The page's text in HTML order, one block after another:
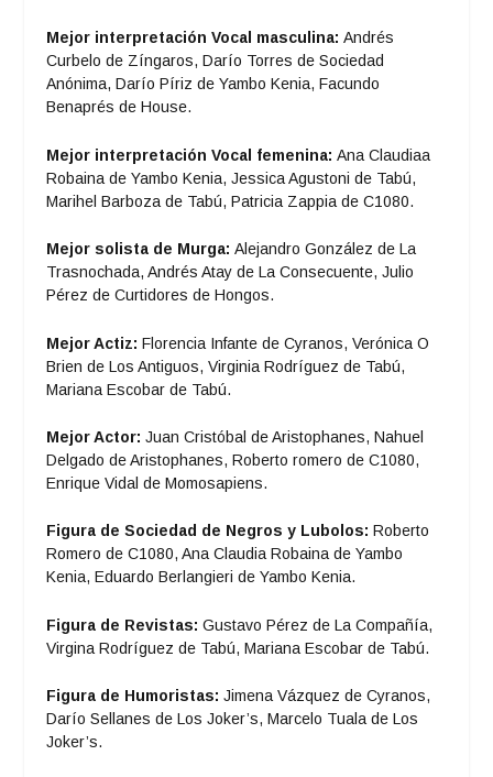
Mejor interpretación Vocal masculina: Andrés
Curbelo de Zíngaros, Darío Torres de Sociedad
Anónima, Darío Píriz de Yambo Kenia, Facundo
Benaprés de House.
Mejor interpretación Vocal femenina: Ana Claudiaa
Robaina de Yambo Kenia, Jessica Agustoni de Tabú,
Marihel Barboza de Tabú, Patricia Zappia de C1080.
Mejor solista de Murga: Alejandro González de La
Trasnochada, Andrés Atay de La Consecuente, Julio
Pérez de Curtidores de Hongos.
Mejor Actiz: Florencia Infante de Cyranos, Verónica O
Brien de Los Antiguos, Virginia Rodríguez de Tabú,
Mariana Escobar de Tabú.
Mejor Actor: Juan Cristóbal de Aristophanes, Nahuel
Delgado de Aristophanes, Roberto romero de C1080,
Enrique Vidal de Momosapiens.
Figura de Sociedad de Negros y Lubolos: Roberto
Romero de C1080, Ana Claudia Robaina de Yambo
Kenia, Eduardo Berlangieri de Yambo Kenia.
Figura de Revistas: Gustavo Pérez de La Compañía,
Virgina Rodríguez de Tabú, Mariana Escobar de Tabú.
Figura de Humoristas: Jimena Vázquez de Cyranos,
Darío Sellanes de Los Joker’s, Marcelo Tuala de Los
Joker’s.